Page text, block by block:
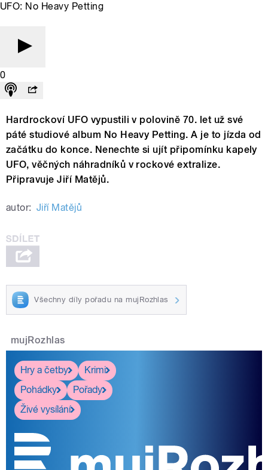
UFO: No Heavy Petting
0
Hardrockoví UFO vypustili v polovině 70. let už své
páté studiové album No Heavy Petting. A je to jízda od
začátku do konce. Nenechte si ujít připomínku kapely
UFO, věčných náhradníků v rockové extralize.
Připravuje Jiří Matějů.
autor: Jiří Matějů
Všechny díly pořadu na mujRozhlas
mujRozhlas
Hry a četby
Krimi
Pohádky
Pořady
Živé vysílání